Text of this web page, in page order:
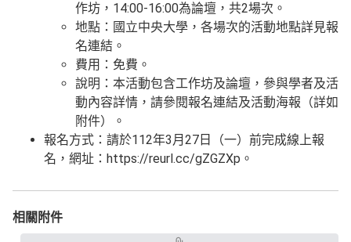
作坊，14:00-16:00為論壇，共2場次。
地點：國立中央大學，各場次的活動地點詳見報
名連結。
費用：免費。
說明：本活動包含工作坊及論壇，參與學者及活
動內容詳情，請參閱報名連結及活動海報（詳如
附件）。
報名方式：請於112年3月27日（一）前完成線上報
名，網址：https://reurl.cc/gZGZXp。
相關附件